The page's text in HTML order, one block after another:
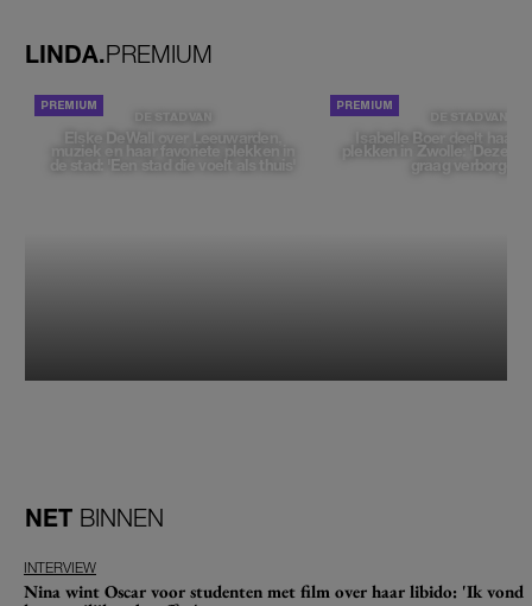
LINDA.PREMIUM
DE STAD VAN
Elske DeWall over Leeuwarden,
muziek en haar favoriete plekken in
de stad: 'Een stad die voelt als thuis'
DE STAD VAN
Isabelle Boer deelt haar
plekken in Zwolle: 'Deze
graag verborgen'
NET BINNEN
INTERVIEW
Nina wint Oscar voor studenten met film over haar libido: 'Ik vond